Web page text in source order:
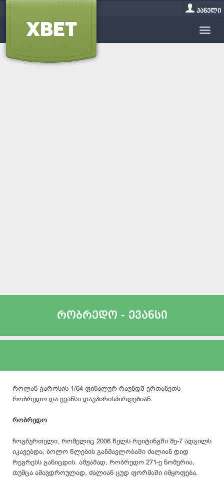
პანელი
რობრედო - ევანსი
როლან გაროსის 1/64 ფინალურ რაუნდშ ერთანეთს
რობრედო და ევანსი დაუპირისპირდებიან.
რობრედო
ჩოგბურთელი, რომელიც 2006 წელს რეიტინგში მე-7 ადგილს
იკავებდა, ბოლო წლების განმავლობაში ძალიან დიდ
რეგრესს განიცდის. ამჟამად, რობრედო 271-ე ნომერია,
თუმცა ამავდროულად, ძალიან ცუდ ფორმაში იმყოფება.